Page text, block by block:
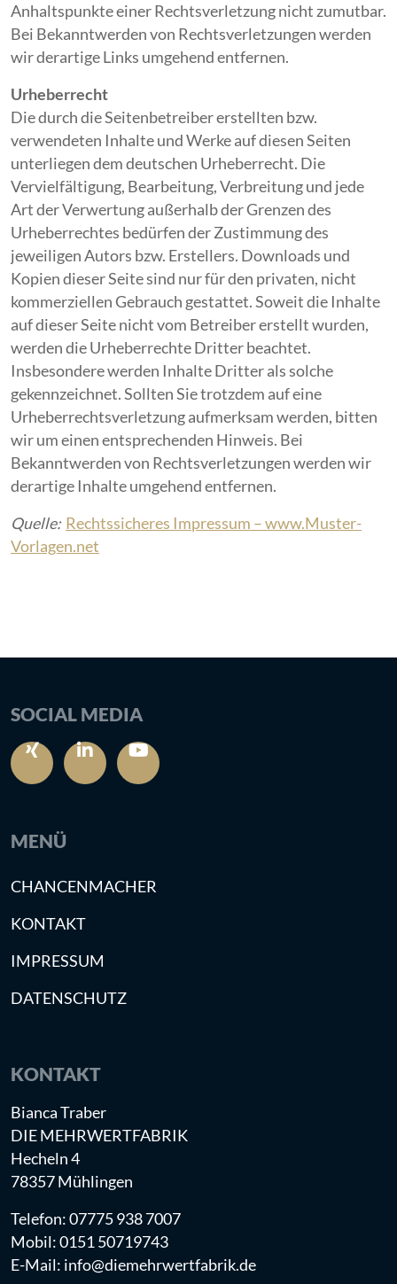
Anhaltspunkte einer Rechtsverletzung nicht zumutbar.
Bei Bekanntwerden von Rechtsverletzungen werden
wir derartige Links umgehend entfernen.
Urheberrecht
Die durch die Seitenbetreiber erstellten bzw.
verwendeten Inhalte und Werke auf diesen Seiten
unterliegen dem deutschen Urheberrecht. Die
Vervielfältigung, Bearbeitung, Verbreitung und jede
Art der Verwertung außerhalb der Grenzen des
Urheberrechtes bedürfen der Zustimmung des
jeweiligen Autors bzw. Erstellers. Downloads und
Kopien dieser Seite sind nur für den privaten, nicht
kommerziellen Gebrauch gestattet. Soweit die Inhalte
auf dieser Seite nicht vom Betreiber erstellt wurden,
werden die Urheberrechte Dritter beachtet.
Insbesondere werden Inhalte Dritter als solche
gekennzeichnet. Sollten Sie trotzdem auf eine
Urheberrechtsverletzung aufmerksam werden, bitten
wir um einen entsprechenden Hinweis. Bei
Bekanntwerden von Rechtsverletzungen werden wir
derartige Inhalte umgehend entfernen.
Quelle: Rechtssicheres Impressum – www.Muster-
Vorlagen.net
SOCIAL MEDIA
MENÜ
CHANCENMACHER
KONTAKT
IMPRESSUM
DATENSCHUTZ
KONTAKT
Bianca Traber
DIE MEHRWERTFABRIK
Hecheln 4
78357 Mühlingen
Telefon: 07775 938 7007
Mobil: 0151 50719743
E-Mail: info@diemehrwertfabrik.de